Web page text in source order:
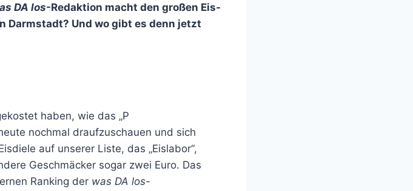
DA los-Redaktion macht den großen Eis-
Darmstadt? Und wo gibt es denn jetzt
haben, wie das „P
nochmal draufzuschauen und sich
auf unserer Liste, das „Eislabor“,
Geschmäcker sogar zwei Euro. Das
Ranking der was DA los-